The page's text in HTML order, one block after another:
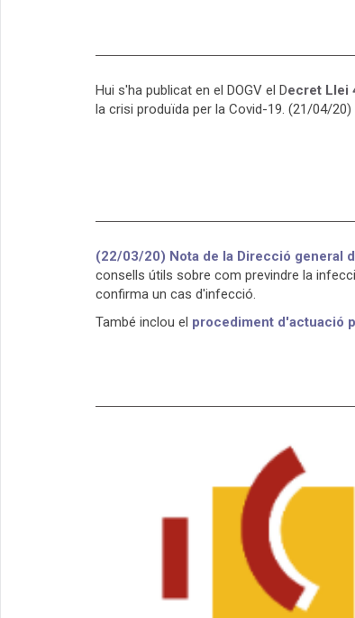
Hui s'ha publicat en el DOGV el Decret Llei
la crisi produïda per la Covid-19. (21/04/20)
(22/03/20) Nota de la Direcció general
consells útils sobre com previndre la
confirma un cas d'infecció.
També inclou el procediment d'actuació